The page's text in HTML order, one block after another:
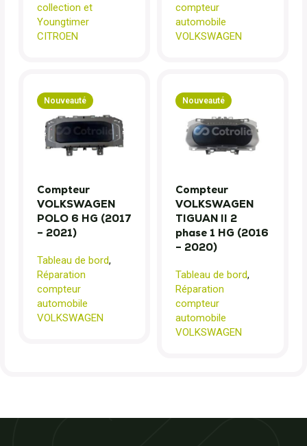
collection et
Youngtimer
CITROEN
compteur
automobile
VOLKSWAGEN
Nouveauté
Compteur
VOLKSWAGEN
POLO 6 HG (2017
– 2021)
Tableau de bord,
Réparation
compteur
automobile
VOLKSWAGEN
Nouveauté
Compteur
VOLKSWAGEN
TIGUAN II 2
phase 1 HG (2016
– 2020)
Tableau de bord,
Réparation
compteur
automobile
VOLKSWAGEN